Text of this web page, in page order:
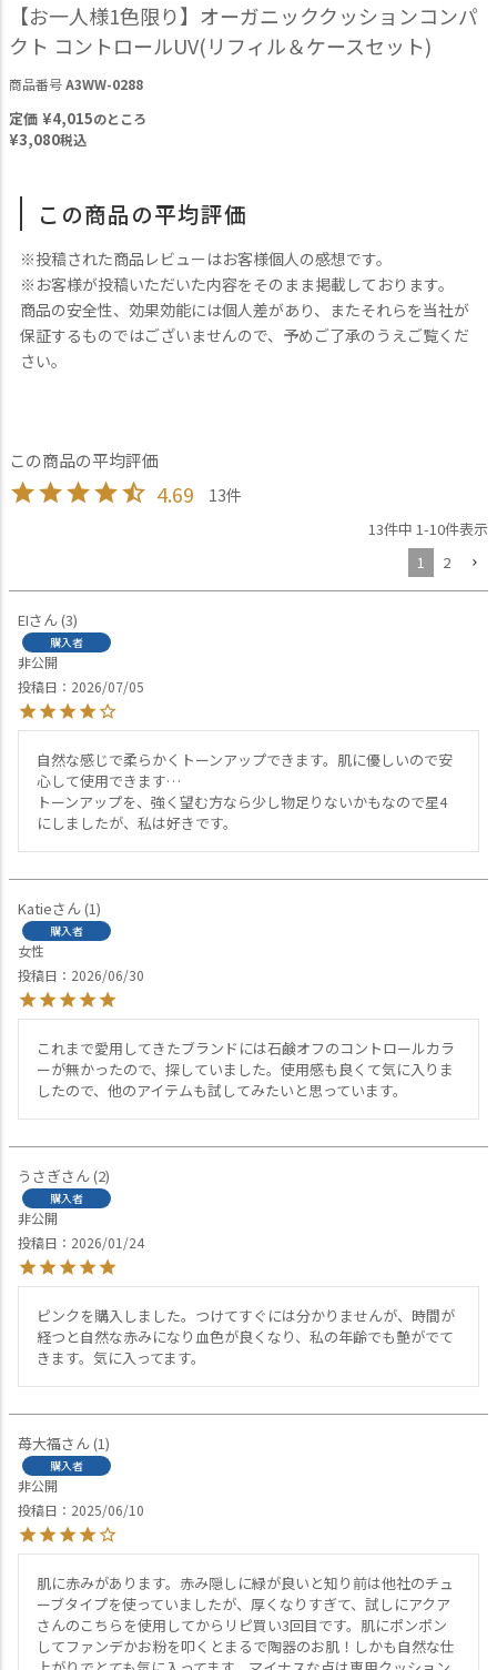
【お一人様1色限り】オーガニッククッションコンパ
クト コントロールUV(リフィル＆ケースセット)
商品番号A3WW-0288
定価 ¥4,015のところ
¥3,080税込
この商品の平均評価
※投稿された商品レビューはお客様個人の感想です。
※お客様が投稿いただいた内容をそのまま掲載しております。
商品の安全性、効果効能には個人差があり、またそれらを当社が
保証するものではございませんので、予めご了承のうえご覧くだ
さい。
4.69 13
13件中 1-10件表示
1
2
EI 3
購入者
非公開
投稿日
2026/07/05
自然な感じで柔らかくトーンアップできます。肌に優しいので安
心して使用できます…
トーンアップを、強く望む方なら少し物足りないかもなので星4
にしましたが、私は好きです。
Katie 1
購入者
女性
投稿日
2026/06/30
これまで愛用してきたブランドには石鹸オフのコントロールカラ
ーが無かったので、探していました。使用感も良くて気に入りま
したので、他のアイテムも試してみたいと思っています。
うさぎ 2
購入者
非公開
投稿日
2026/01/24
ピンクを購入しました。つけてすぐには分かりませんが、時間が
経つと自然な赤みになり血色が良くなり、私の年齢でも艶がでて
きます。気に入ってます。
苺大福 1
購入者
非公開
投稿日
2025/06/10
肌に赤みがあります。赤み隠しに緑が良いと知り前は他社のチュ
ーブタイプを使っていましたが、厚くなりすぎて、試しにアクア
さんのこちらを使用してからリピ買い3回目です。肌にポンポン
してファンデかお粉を叩くとまるで陶器のお肌！しかも自然な仕